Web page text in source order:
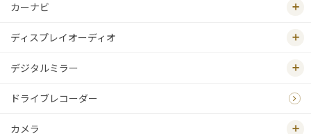
カーナビ
ディスプレイオーディオ
デジタルミラー
ドライブレコーダー
カメラ